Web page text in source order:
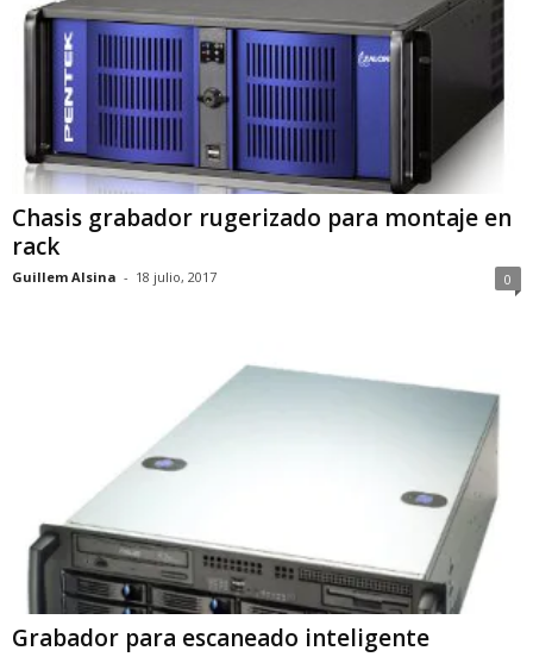
Chasis grabador rugerizado para montaje en
rack
Guillem Alsina - 18 julio, 2017 0
Grabador para escaneado inteligente